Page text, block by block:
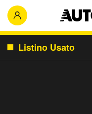
Listino Usato